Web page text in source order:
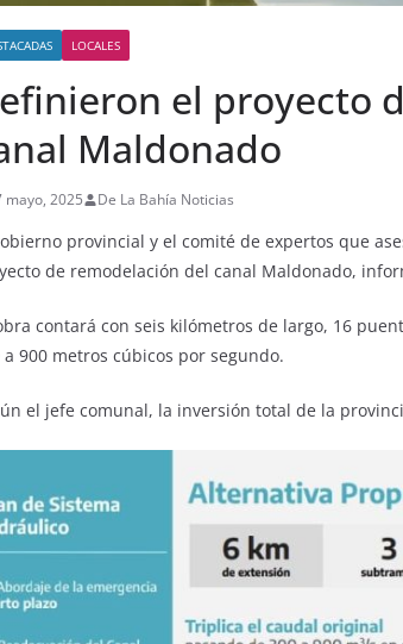
LOCALES
el proyecto
Maldonado
mayo, 2025 De La Bahía Noticias
provincial y el comité de expertos que
de remodelación del canal Maldonado,
contará con seis kilómetros de largo, 16
a 900 metros cúbicos por segundo.
el jefe comunal, la inversión total de la